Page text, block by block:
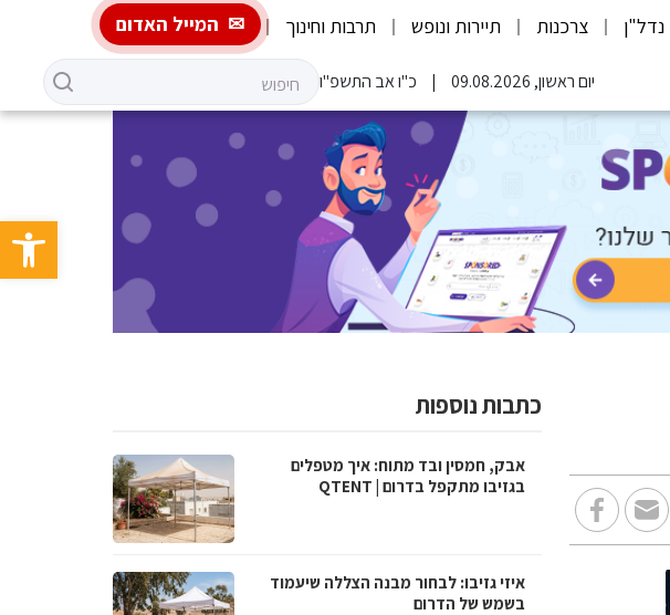
פתח
נדל"ן צרכנות תיירות ונופש תרבות וחינוך המייל האדום
יום ראשון, 09.08.2026 כ"ו אב התשפ"ו
כתבות נוספות
אבק, חמסין ובד מתוח: איך מטפלים
בגזיבו מתקפל בדרום | QTENT
איזי גזיבו: לבחור מבנה הצללה שיעמוד
בשמש של הדרום